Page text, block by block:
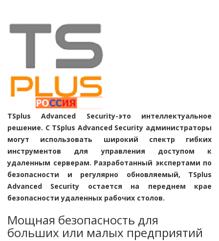
TSplus Advanced Security-это интеллектуальное
решение. С TSplus Advanced Security администраторы
могут использовать широкий спектр гибких
инструментов для управления доступом к
удаленным серверам. Разработанный экспертами по
безопасности и регулярно обновляемый, TSplus
Advanced Security остается на переднем крае
безопасности удаленных рабочих столов.
Мощная безопасность для
больших или малых предприятий